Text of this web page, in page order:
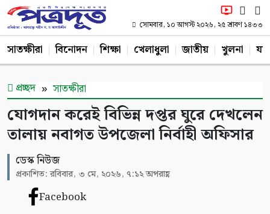
সোমবার, ১০ আগস্ট ২০২৬, ২৫ শ্রাবণ ১৪৩৩
সাতক্ষীরা বিনোদন শিক্ষা খেলাধুলা জাতীয় খুলনা
প্রচ্ছদ সাতক্ষীরা
যোগদান করেই বিভিন্ন দপ্তর ঘুরে দেখলেন
তালায় নবাগত উপজেলা নির্বাহী অফিসার
ডেস্ক নিউজ
প্রকাশিত: রবিবার, ৩ মে, ২০২৬, ৭:১২ অপরাহ্ণ
Facebook